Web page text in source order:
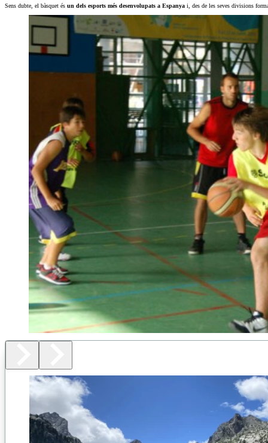
Sens dubte, el bàsquet és un dels esports més desenvolupats a Espanya i, des de les seves divisions